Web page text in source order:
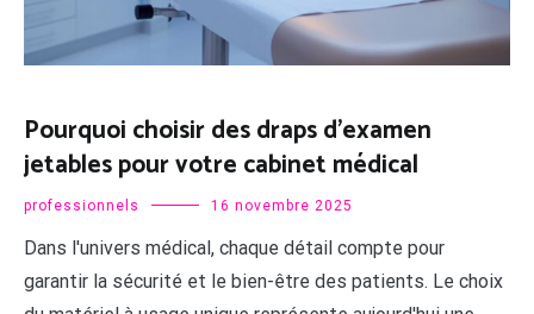
Pourquoi choisir des draps d’examen
jetables pour votre cabinet médical
professionnels 16 novembre 2025
Dans l'univers médical, chaque détail compte pour
garantir la sécurité et le bien-être des patients. Le choix